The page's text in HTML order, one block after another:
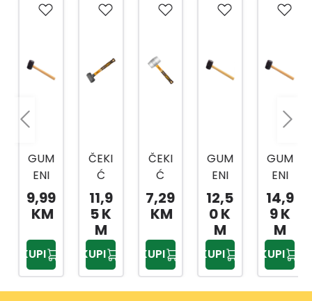
GUM
ENI
ČEKI
Ć
NA
DRŠK
A
450
9,99
KM
KUPI
ČEKI
Ć
GUM
ENI
HDB
M08
028
11,9
5 K
M
KUPI
ČEKI
Ć
GUM
ENI
R
HRU
H890
8
7,29
KM
KUPI
GUM
ENI
ČEKI
Ć,DR
VENA
DRŠK
A
680
GR
12,5
0 K
M
KUPI
GUM
ENI
ČEKI
Ć
DRVE
NA
DRŠK
A
900G
14,9
9 K
M
KUPI